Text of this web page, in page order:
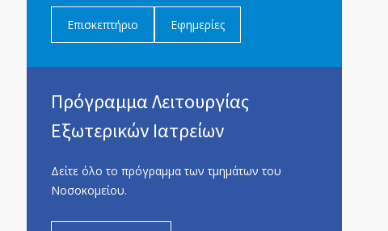
Επισκεπτήριο Εφημερίες
Πρόγραμμα Λειτουργίας
Εξωτερικών Ιατρείων
Δείτε όλο το πρόγραμμα των τμημάτων του
Νοσοκομείου.